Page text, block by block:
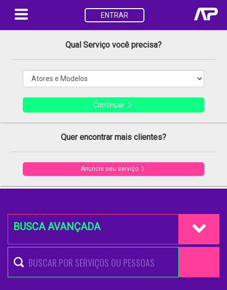
ENTRAR
Qual Serviço você precisa?
Continuar
Quer encontrar mais clientes?
Anuncie seu serviço
BUSCA AVANÇADA